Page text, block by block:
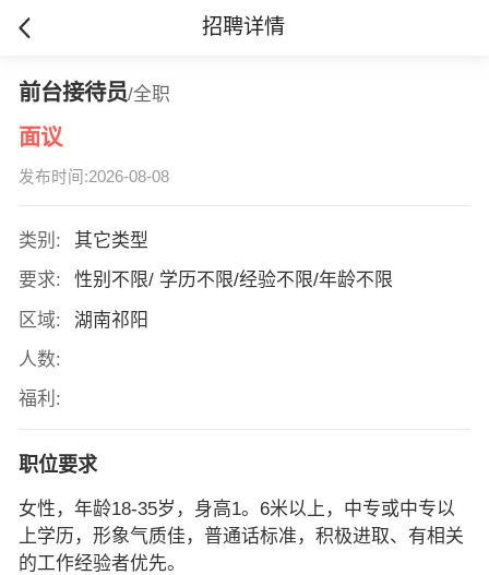
招聘详情
前台接待员/全职
面议
发布时间:2026-08-08
类别:
其它类型
要求:
性别不限/ 学历不限/经验不限/年龄不限
区域:
湖南祁阳
人数:
福利:
职位要求
女性，年龄18-35岁，身高1。6米以上，中专或中专以
上学历，形象气质佳，普通话标准，积极进取、有相关
的工作经验者优先。